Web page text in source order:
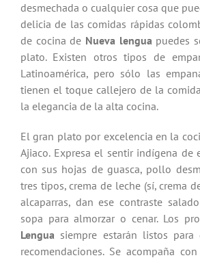
desmechada o cualquier cosa que
delicia de las comidas rápidas
de cocina de Nueva lenguapuedes
plato. Existen otros tipos de
Latinoamérica, pero sólo las
tienen el toque callejero de la
la elegancia de la alta cocina.
El gran plato por excelencia en la
Ajiaco. Expresa el sentir indígena de
con sus hojas de guasca, pollo
tres tipos, crema de leche (sí, crema
alcaparras, dan ese contraste
sopa para almorzar o cenar. Los
Lenguasiempre estarán listos para
recomendaciones. Se acompaña